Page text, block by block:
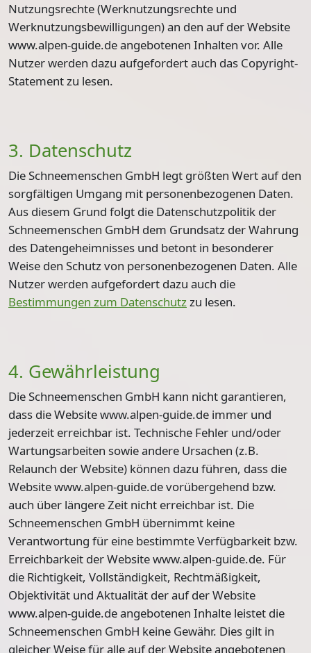
Nutzungsrechte (Werknutzungsrechte und
Werknutzungsbewilligungen) an den auf der Website
www.alpen-guide.de angebotenen Inhalten vor. Alle
Nutzer werden dazu aufgefordert auch das Copyright-
Statement zu lesen.
3. Datenschutz
Die Schneemenschen GmbH legt größten Wert auf den
sorgfältigen Umgang mit personenbezogenen Daten.
Aus diesem Grund folgt die Datenschutzpolitik der
Schneemenschen GmbH dem Grundsatz der Wahrung
des Datengeheimnisses und betont in besonderer
Weise den Schutz von personenbezogenen Daten. Alle
Nutzer werden aufgefordert dazu auch die
Bestimmungen zum Datenschutzzu lesen.
4. Gewährleistung
Die Schneemenschen GmbH kann nicht garantieren,
dass die Website www.alpen-guide.de immer und
jederzeit erreichbar ist. Technische Fehler und/oder
Wartungsarbeiten sowie andere Ursachen (z.B.
Relaunch der Website) können dazu führen, dass die
Website www.alpen-guide.de vorübergehend bzw.
auch über längere Zeit nicht erreichbar ist. Die
Schneemenschen GmbH übernimmt keine
Verantwortung für eine bestimmte Verfügbarkeit bzw.
Erreichbarkeit der Website www.alpen-guide.de. Für
die Richtigkeit, Vollständigkeit, Rechtmäßigkeit,
Objektivität und Aktualität der auf der Website
www.alpen-guide.de angebotenen Inhalte leistet die
Schneemenschen GmbH keine Gewähr. Dies gilt in
gleicher Weise für alle auf der Website angebotenen